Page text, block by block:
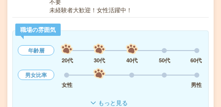
未経験者大歓迎！女性活躍中！
職場の雰囲気
年齢層
20代
30代 40代 50代
60代
男女比率
女性
男性
もっと見る